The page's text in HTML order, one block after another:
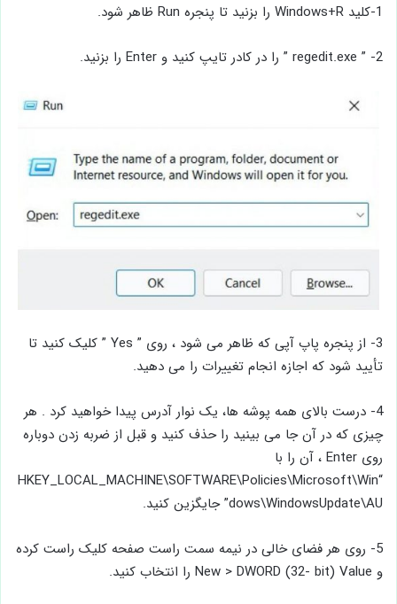
1-کلید Windows+R را بزنید تا پنجره Run ظاهر شود.
2- ” regedit.exe ” را در کادر تایپ کنید و Enter را بزنید.
3- از پنجره پاپ آپی که ظاهر می شود ، روی ” Yes ” کلیک کنید تا
تأیید شود که اجازه انجام تغییرات را می دهید.
4- درست بالای همه پوشه ها، یک نوار آدرس پیدا خواهید کرد . هر
چیزی که در آن جا می بینید را حذف کنید و قبل از ضربه زدن دوباره
روی Enter ، آن را با
“HKEY_LOCAL_MACHINE\SOFTWARE\Policies\Microsoft\Win
dows\WindowsUpdate\AU” جایگزین کنید.
5- روی هر فضای خالی در نیمه سمت راست صفحه کلیک راست کرده
و New > DWORD (32- bit) Value را انتخاب کنید.